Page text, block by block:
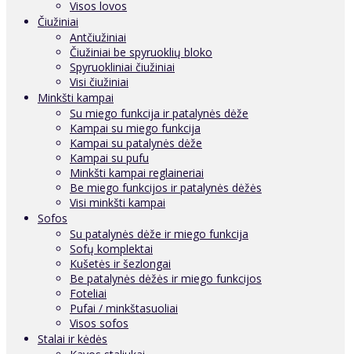
Visos lovos
Čiužiniai
Antčiužiniai
Čiužiniai be spyruoklių bloko
Spyruokliniai čiužiniai
Visi čiužiniai
Minkšti kampai
Su miego funkcija ir patalynės dėže
Kampai su miego funkcija
Kampai su patalynės dėže
Kampai su pufu
Minkšti kampai reglaineriai
Be miego funkcijos ir patalynės dėžės
Visi minkšti kampai
Sofos
Su patalynės dėže ir miego funkcija
Sofų komplektai
Kušetės ir šezlongai
Be patalynės dėžės ir miego funkcijos
Foteliai
Pufai / minkštasuoliai
Visos sofos
Stalai ir kėdės